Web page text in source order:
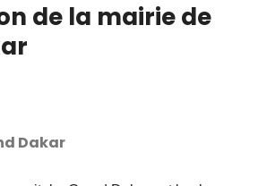
de la mairie de
Dakar